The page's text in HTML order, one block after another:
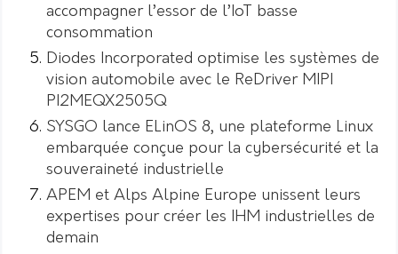
accompagner l’essor de l’IoT basse
consommation
Diodes Incorporated optimise les systèmes de
vision automobile avec le ReDriver MIPI
PI2MEQX2505Q
SYSGO lance ELinOS 8, une plateforme Linux
embarquée conçue pour la cybersécurité et la
souveraineté industrielle
APEM et Alps Alpine Europe unissent leurs
expertises pour créer les IHM industrielles de
demain